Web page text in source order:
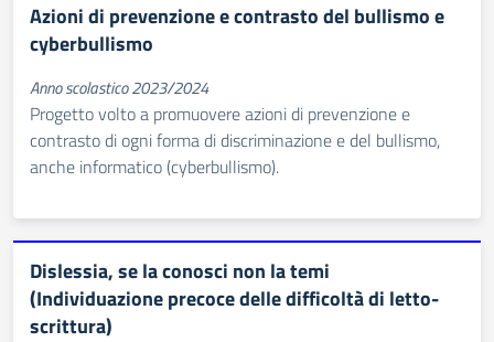
Azioni di prevenzione e contrasto del bullismo e
cyberbullismo
Anno scolastico 2023/2024
Progetto volto a promuovere azioni di prevenzione e
contrasto di ogni forma di discriminazione e del bullismo,
anche informatico (cyberbullismo).
Dislessia, se la conosci non la temi
(Individuazione precoce delle difficoltà di letto-
scrittura)